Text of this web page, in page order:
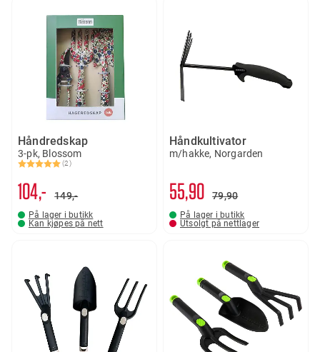
Håndredskap
3-pk, Blossom
Karakter:
(2)
5.0 av 5 mulige
104,- 149,-
På lager i butikk
Kan kjøpes på nett
Håndkultivator
m/hakke, Norgarden
55 90 79 90
På lager i butikk
Utsolgt på nettlager